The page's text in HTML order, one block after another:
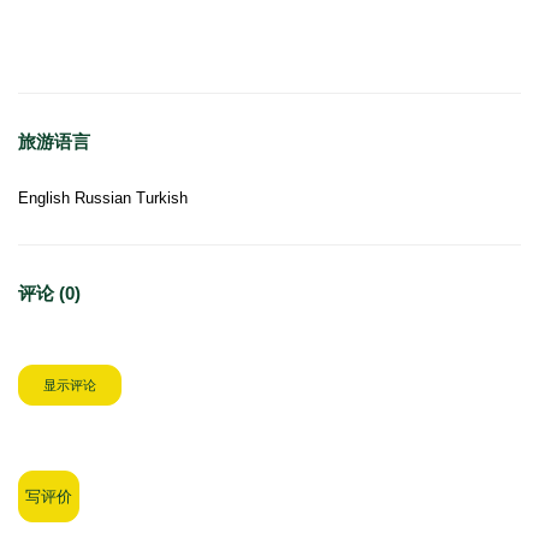
旅游语言
English Russian Turkish
评论 (0)
显示评论
写评价